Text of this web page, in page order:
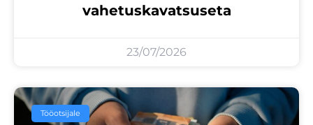
vahetuskavatsuseta
23/07/2026
Tööotsijale